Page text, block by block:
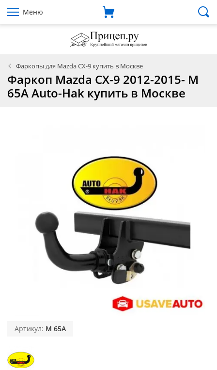
Меню
Фаркопы для Mazda CX-9 купить в Москве
Фаркоп Mazda CX-9 2012-2015- M
65A Auto-Hak купить в Москве
Артикул: M 65A